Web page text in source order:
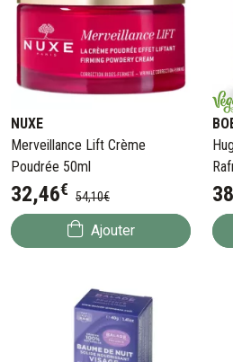
NUXE
Merveillance Lift Crème
Poudrée 50ml
32,46€ 54,10€
Ajouter
38